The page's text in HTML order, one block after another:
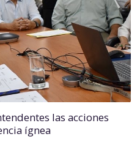
las acciones
ígnea